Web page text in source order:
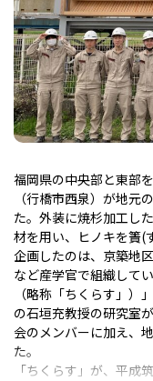
福岡県の中央部と東部
（行橋市西泉）が地元
た。外装に焼杉加工し
材を用い、ヒノキを簀(
企画したのは、京築地
など産学官で組織して
（略称「ちくらす」）
の石垣充教授の研究室
会のメンバーに加え、
た。
「ちくらす」が、平成